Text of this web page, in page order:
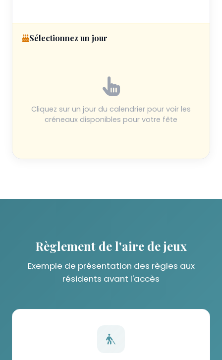
Sélectionnez un jour
Cliquez sur un jour du calendrier pour voir les
créneaux disponibles pour votre fête
Règlement de l'aire de jeux
Exemple de présentation des règles aux
résidents avant l'accès